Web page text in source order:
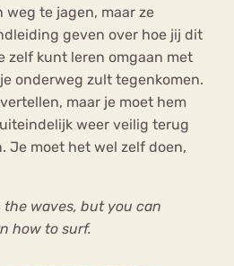
te jagen, maar ze
geven over hoe jij dit
zelf kunt leren omgaan met
onderweg zult tegenkomen.
maar je moet hem
weer veilig terug
Je moet het wel zelf doen,
the waves, but you can
how to surf.